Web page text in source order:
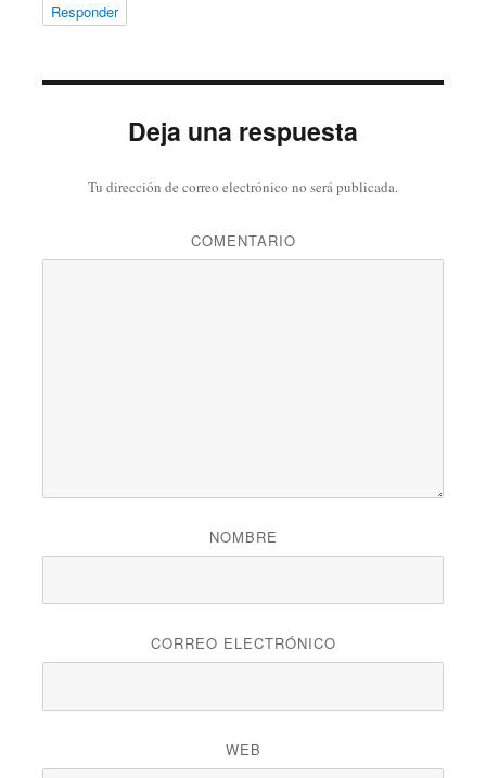
Responder
Deja una respuesta
Tu dirección de correo electrónico no será publicada.
COMENTARIO
NOMBRE
CORREO ELECTRÓNICO
WEB